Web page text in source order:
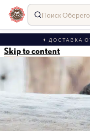
✦ ДОСТАВКА
Skip to content
Поиск